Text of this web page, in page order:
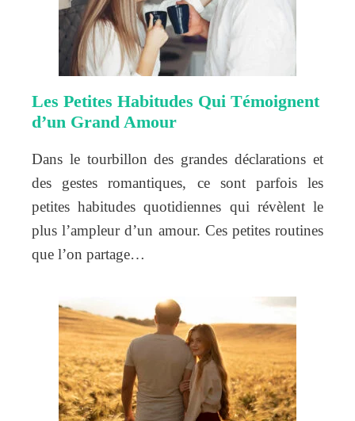
Les Petites Habitudes Qui Témoignent
d’un Grand Amour
Dans le tourbillon des grandes déclarations et
des gestes romantiques, ce sont parfois les
petites habitudes quotidiennes qui révèlent le
plus l’ampleur d’un amour. Ces petites routines
que l’on partage…